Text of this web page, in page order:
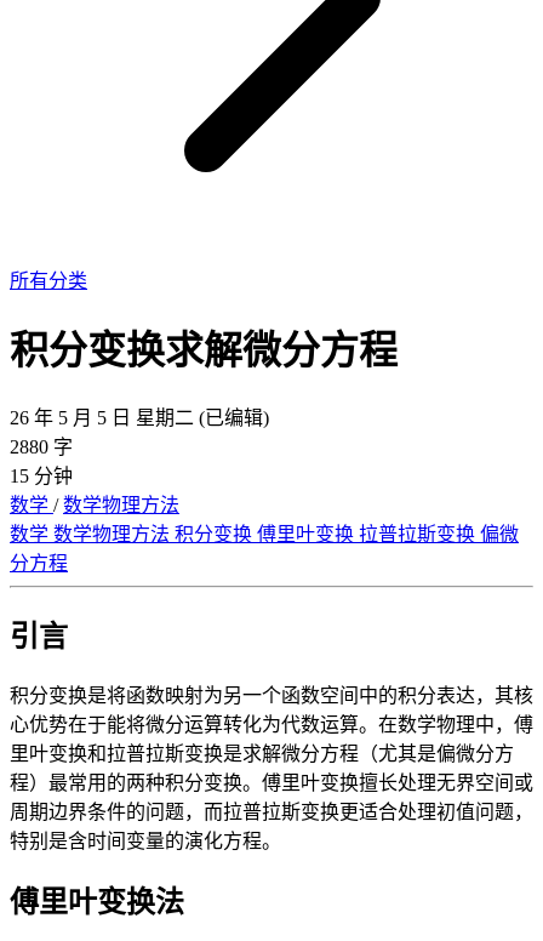
所有分类
积分变换求解微分方程
26 年 5 月 5 日 星期二 (已编辑)
2880 字
15 分钟
数学 /数学物理方法
数学 数学物理方法 积分变换 傅里叶变换 拉普拉斯变换 偏微
分方程
引言
积分变换是将函数映射为另一个函数空间中的积分表达，其核
心优势在于能将微分运算转化为代数运算。在数学物理中，傅
里叶变换和拉普拉斯变换是求解微分方程（尤其是偏微分方
程）最常用的两种积分变换。傅里叶变换擅长处理无界空间或
周期边界条件的问题，而拉普拉斯变换更适合处理初值问题，
特别是含时间变量的演化方程。
傅里叶变换法